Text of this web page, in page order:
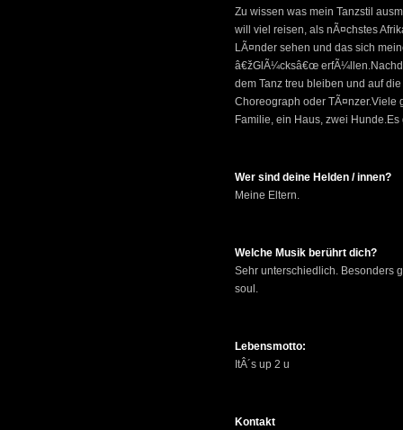
Zu wissen was mein Tanzstil
will viel reisen, als nÃ¤chstes
LÃ¤nder sehen und das sich
â€žGlÃ¼cksâ€œ
dem Tanz treu bleiben und auf
Choreograph oder TÃ¤nzer.Viele
Familie, ein Haus, zwei Hunde.Es
Wer sind deine Helden / innen?
Meine Eltern.
Welche Musik berührt dich?
Sehr unterschiedlich. Besonders
soul.
Lebensmotto:
ItÂ´s up 2 u
Kontakt